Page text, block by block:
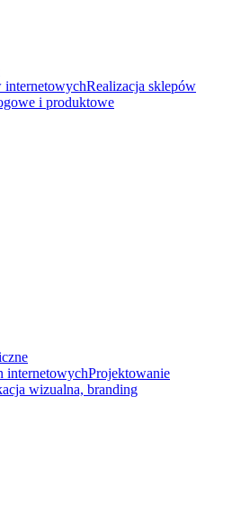
internetowychRealizacja sklepów
i produktowe
internetowychProjektowanie
wizualna, branding